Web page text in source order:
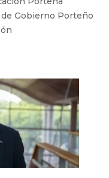
empieza a
presidenta"
Gobierno Porteño